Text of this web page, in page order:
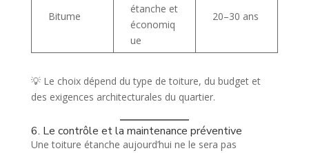
Bitume
étanche et
économiq
ue
20–30 ans
💡 Le choix dépend du type de toiture, du budget et
des exigences architecturales du quartier.
6. Le contrôle et la maintenance préventive
Une toiture étanche aujourd’hui ne le sera pas